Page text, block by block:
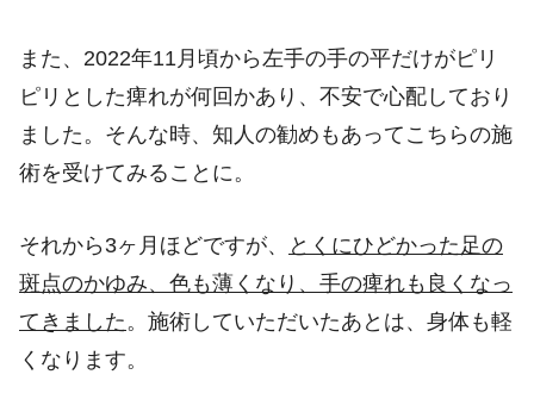
また、2022年11月頃から左手の手の平だけがピリ
ピリとした痺れが何回かあり、不安で心配しており
ました。そんな時、知人の勧めもあってこちらの施
術を受けてみることに。
それから3ヶ月ほどですが、
とくにひどかった足の
斑点のかゆみ、色も薄くなり、手の痺れも良くなっ
てきました。施術していただいたあとは、身体も軽
くなります。